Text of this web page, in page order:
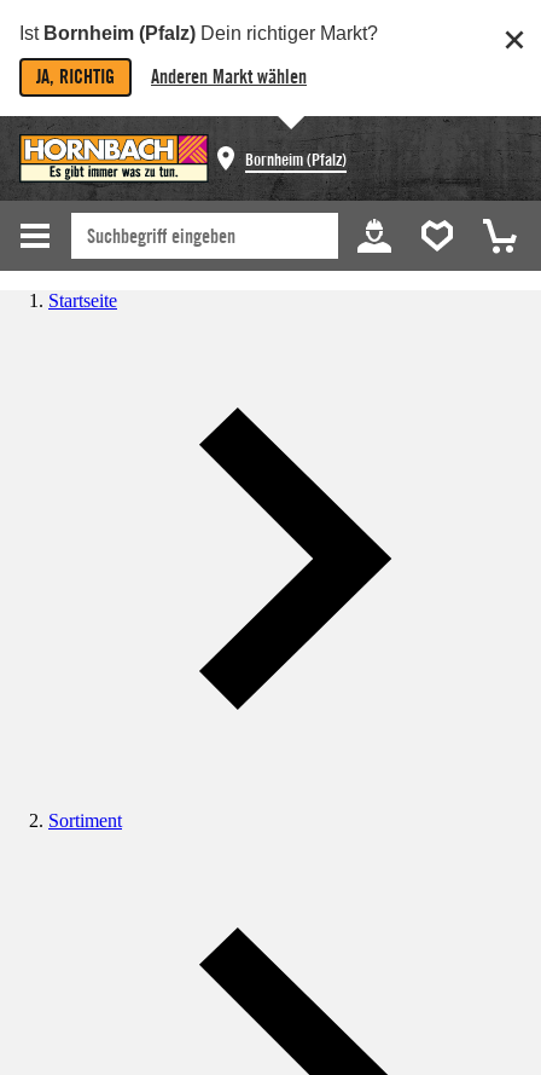
Ist Bornheim (Pfalz) Dein richtiger Markt?
JA, RICHTIG Anderen Markt wählen
Bornheim (Pfalz)
Startseite
Sortiment